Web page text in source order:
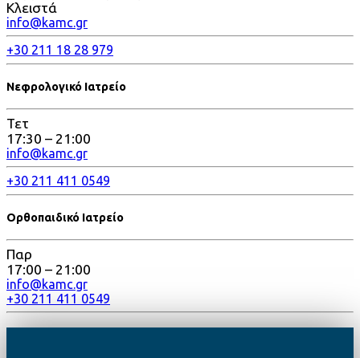
Κλειστά
info@kamc.gr
+30 211 18 28 979
Νεφρολογικό Ιατρείο
Τετ
17:30 – 21:00
info@kamc.gr
+30 211 411 0549
Ορθοπαιδικό Ιατρείο
Παρ
17:00 – 21:00
info@kamc.gr
+30 211 411 0549